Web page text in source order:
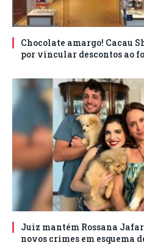
Chocolate amargo! Cacau
por vincular descontos ao
Juiz mantém Rossana
novos crimes em esquema